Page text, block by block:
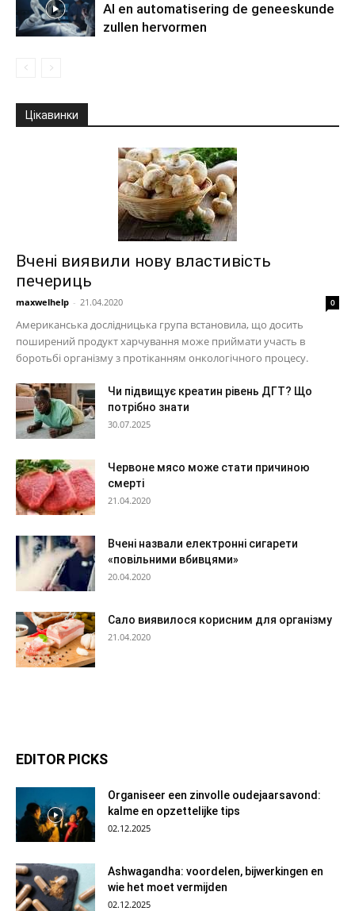
AI en automatisering de geneeskunde
zullen hervormen
Цікавинки
Вчені виявили нову властивість
печериць
maxwelhelp - 21.04.2020 0
Американська дослідницька група встановила, що досить
поширений продукт харчування може приймати участь в
боротьбі організму з протіканням онкологічного процесу.
Чи підвищує креатин рівень ДГТ? Що
потрібно знати
30.07.2025
Червоне мясо може стати причиною
смерті
21.04.2020
Вчені назвали електронні сигарети
«повільними вбивцями»
20.04.2020
Сало виявилося корисним для організму
21.04.2020
EDITOR PICKS
Organiseer een zinvolle oudejaarsavond:
kalme en opzettelijke tips
02.12.2025
Ashwagandha: voordelen, bijwerkingen en
wie het moet vermijden
02.12.2025